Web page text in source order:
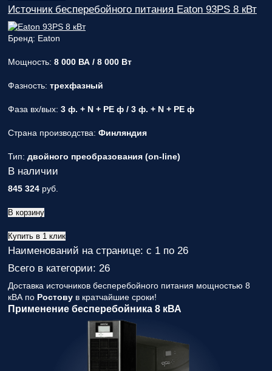
Источник бесперебойного питания Eaton 93PS 8 кВт
Бренд: Eaton
Мощность: 8 000 ВА / 8 000 Вт
Фазность: трехфазный
Фаза вх/вых: 3 ф. + N + PE ф / 3 ф. + N + PE ф
Страна производства: Финляндия
Тип: двойного преобразования (on-line)
В наличии
845 324 руб.
В корзину
Купить в 1 клик
Наименований на странице: с 1 по 26
Всего в категории: 26
Доставка источников бесперебойного питания мощностью 8
кВА по Ростову в кратчайшие сроки!
Применение бесперебойника 8 кВА